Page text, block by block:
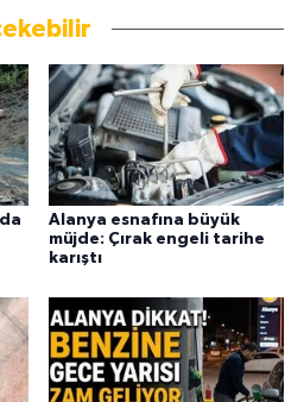
Alanya esnafına büyük
müjde: Çırak engeli tarihe
karıştı